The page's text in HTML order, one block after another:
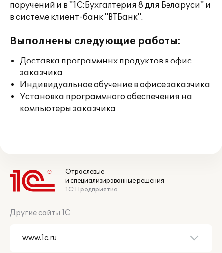
поручений и в "1С:Бухгалтерия 8 для Беларуси" и
в системе клиент-банк "ВТБанк".
Выполнены следующие работы:
Доставка программных продуктов в офис
заказчика
Индивидуальное обучение в офисе заказчика
Установка программного обеспечения на
компьютеры заказчика
Отраслевые
и специализированные решения
1С:Предприятие
Другие сайты 1С